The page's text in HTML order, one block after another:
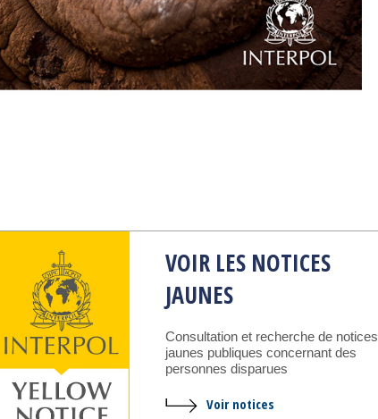
VOIR LES NOTICES
JAUNES
Consultation et recherche de notices
jaunes publiques concernant des
personnes disparues
Voir notices